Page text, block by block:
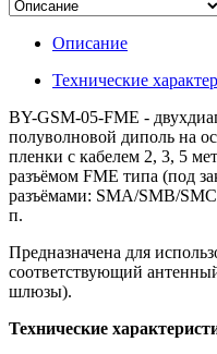
Описание
Технические
BY-GSM-05-FME -
полуволновой диполь на
пленки с кабелем 2, 3, 5
разъёмом FME типа (под
разъёмами: SMA/SMB/
п.
Предназначена для
соответствующий
шлюзы).
Технические